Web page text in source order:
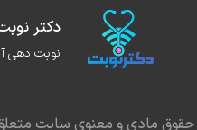
دکتر
نوبت دهی
مادی و معنوی سایت